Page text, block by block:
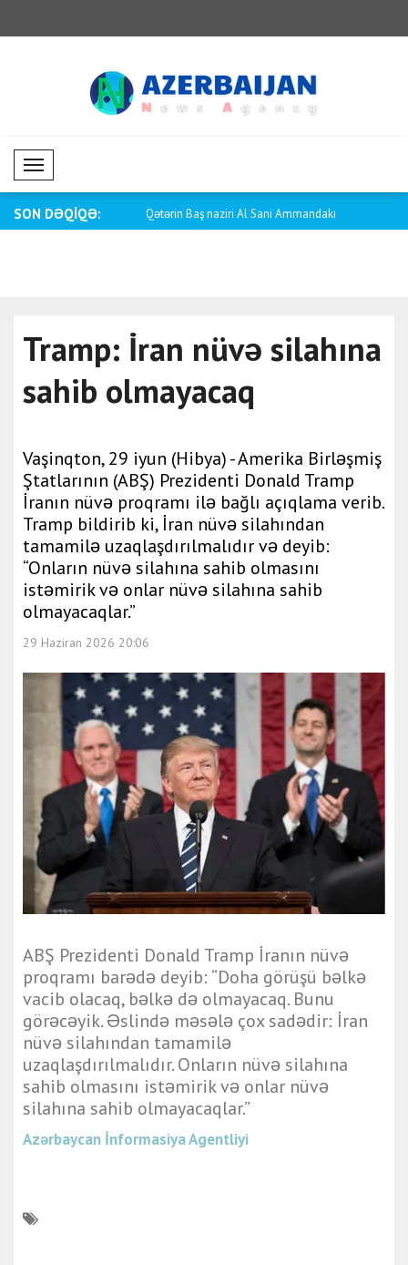
Mobil Menü
SON DƏQİQƏ:
göstərilən hər bir d.. Qətərin Baş naziri Al Sani Ammandakı
Tramp: İran nüvə silahına
sahib olmayacaq
Vaşinqton, 29 iyun (Hibya) - Amerika Birləşmiş
Ştatlarının (ABŞ) Prezidenti Donald Tramp
İranın nüvə proqramı ilə bağlı açıqlama verib.
Tramp bildirib ki, İran nüvə silahından
tamamilə uzaqlaşdırılmalıdır və deyib:
“Onların nüvə silahına sahib olmasını
istəmirik və onlar nüvə silahına sahib
olmayacaqlar.”
29 Haziran 2026 20:06
ABŞ Prezidenti Donald Tramp İranın nüvə
proqramı barədə deyib: “Doha görüşü bəlkə
vacib olacaq, bəlkə də olmayacaq. Bunu
görəcəyik. Əslində məsələ çox sadədir: İran
nüvə silahından tamamilə
uzaqlaşdırılmalıdır. Onların nüvə silahına
sahib olmasını istəmirik və onlar nüvə
silahına sahib olmayacaqlar.”
Azərbaycan İnformasiya Agentliyi